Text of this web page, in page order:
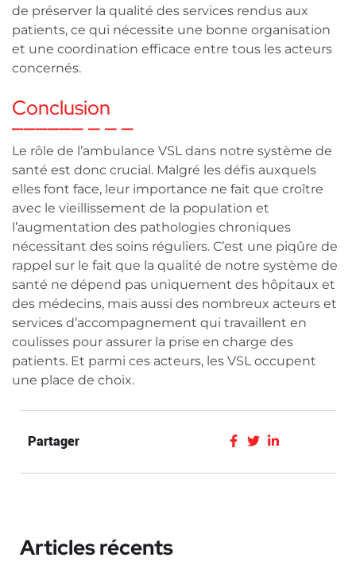
de préserver la qualité des services rendus aux
patients, ce qui nécessite une bonne organisation
et une coordination efficace entre tous les acteurs
concernés.
Conclusion
Le rôle de l’ambulance VSL dans notre système de
santé est donc crucial. Malgré les défis auxquels
elles font face, leur importance ne fait que croître
avec le vieillissement de la population et
l’augmentation des pathologies chroniques
nécessitant des soins réguliers. C’est une piqûre de
rappel sur le fait que la qualité de notre système de
santé ne dépend pas uniquement des hôpitaux et
des médecins, mais aussi des nombreux acteurs et
services d’accompagnement qui travaillent en
coulisses pour assurer la prise en charge des
patients. Et parmi ces acteurs, les VSL occupent
une place de choix.
Partager
Articles récents